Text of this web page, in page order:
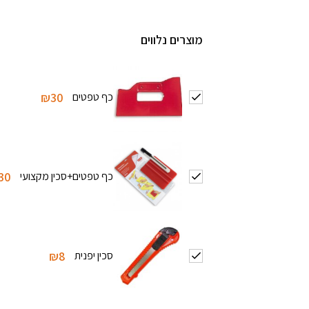
מוצרים נלווים
כף טפטים ₪30
כף טפטים+סכין מקצועי
סכין יפנית ₪8